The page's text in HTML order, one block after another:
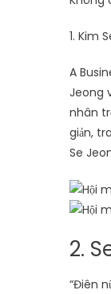
1. Kim
A
Jeong
nhân
giản,
Se
2.
“Điên